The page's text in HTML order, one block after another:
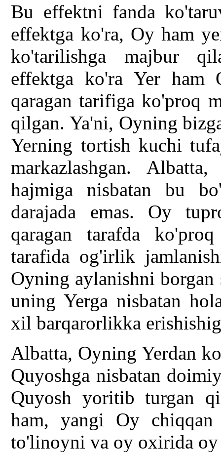
Bu effektni fanda
effektga ko'ra, Oy ham
ko'tarilishga majbur
effektga ko'ra Yer ham
qaragan tarifiga ko'proq
qilgan. Ya'ni, Oyning
Yerning tortish kuchi
markazlashgan.
hajmiga nisbatan bu
darajada emas. Oy
qaragan tarafda
tarafida og'irlik
Oyning aylanishni
uning Yerga nisbatan
xil barqarorlikka
Albatta, Oyning Yerdan
Quyoshga nisbatan
Quyosh yoritib turgan
ham, yangi Oy
to'linoyni va oy oxirida